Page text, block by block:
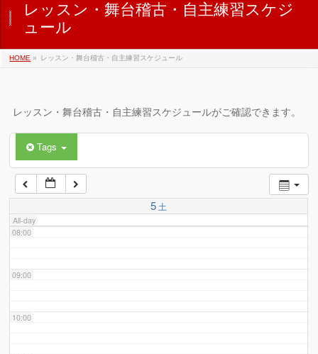
レッスン・舞台稽古・自主練習スケジ
ュール
HOME » レッスン・舞台稽古・自主練習スケジュール
レッスン・舞台稽古・自主練習スケジュールがご確認できます。
Tags
5 土
All-day
03:00
04:00
06:00
07:00
08:00
09:00
10:00